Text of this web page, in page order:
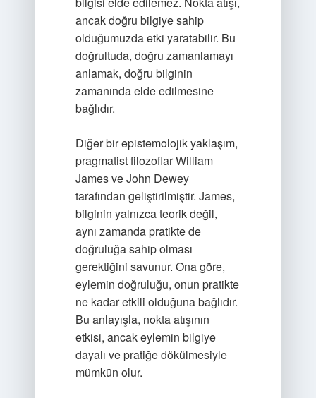
ancak doğru bilgiye sahip
olduğumuzda etki yaratabilir. Bu
doğrultuda, doğru zamanlamayı
anlamak, doğru bilginin
zamanında elde edilmesine
bağlıdır.
Diğer bir epistemolojik yaklaşım,
pragmatist filozoflar William
James ve John Dewey
tarafından geliştirilmiştir. James,
bilginin yalnızca teorik değil,
aynı zamanda pratikte de
doğruluğa sahip olması
gerektiğini savunur. Ona göre,
eylemin doğruluğu, onun pratikte
ne kadar etkili olduğuna bağlıdır.
Bu anlayışla, nokta atışının
etkisi, ancak eylemin bilgiye
dayalı ve pratiğe dökülmesiyle
mümkün olur.